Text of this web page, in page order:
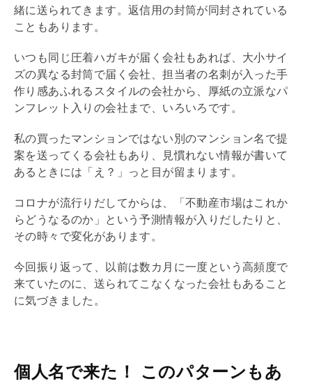
緒に送られてきます。返信用の封筒が同封されている
こともあります。
いつも同じ圧着ハガキが届く会社もあれば、大小サイ
ズの異なる封筒で届く会社、担当者の名刺が入った手
作り感あふれるスタイルの会社から、厚紙の立派なパ
ンフレット入りの会社まで、いろいろです。
私の買ったマンションではない別のマンション名で提
案を送ってくる会社もあり、見慣れない情報が書いて
あるときには「え？」っと目が留まります。
コロナが流行りだしてからは、「不動産市場はこれか
らどうなるのか」という予測情報が入りだしたりと、
その時々で変化があります。
今回振り返って、以前は数カ月に一度という高頻度で
来ていたのに、送られてこなくなった会社もあること
に気づきました。
個人名で来た！ このパターンもあ